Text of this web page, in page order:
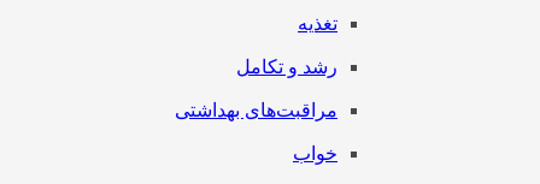
تغذیه
رشد و تکامل
مراقبت‌های بهداشتی
خواب